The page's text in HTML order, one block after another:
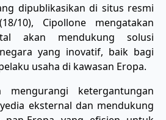
dipublikasikan di situs resmi
10), Cipollone mengatakan
akan mendukung solusi
yang inovatif, baik bagi
usaha di kawasan Eropa.
ketergantungan
eksternal dan mendukung